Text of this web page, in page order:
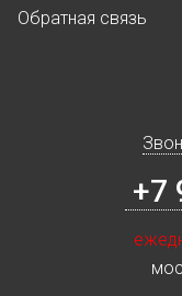
Обратная связь
+7